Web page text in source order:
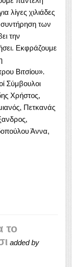
λίγες χιλιάδες
των
την
Εκφράζουμε
Βιτσίου».
Σύμβουλοι
Χρήστος,
Πετκανάς
Άννα,
το
added by